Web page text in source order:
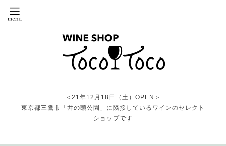
＜21年12月18日（土）OPEN＞
東京都三鷹市「井の頭公園」に隣接しているワインのセレクト
ショップです